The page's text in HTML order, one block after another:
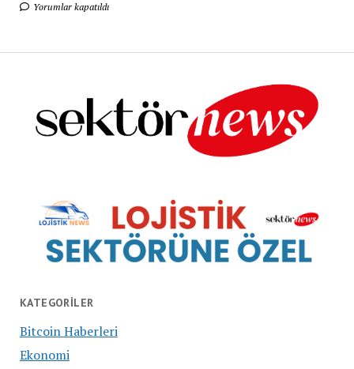
Yorumlar kapatıldı
KATEGORILER
Bitcoin Haberleri
Ekonomi